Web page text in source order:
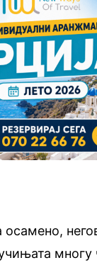
осамено,
многу